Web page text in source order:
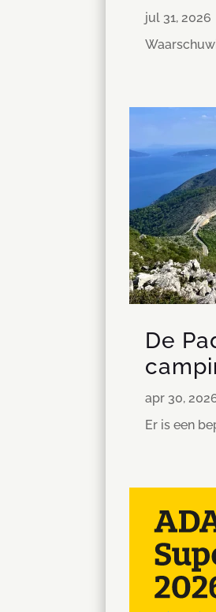
jul 31, 2026
De
apr 30,
Er is een